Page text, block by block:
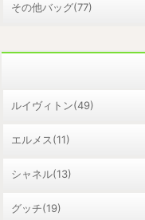
その他バッグ(77)
ルイヴィトン(49)
エルメス(11)
シャネル(13)
グッチ(19)